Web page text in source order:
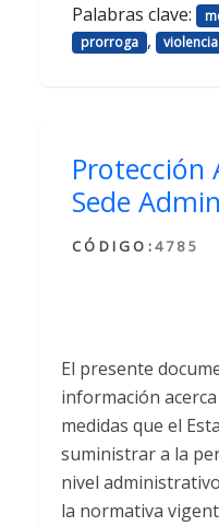
Palabras clave:
prorroga ,
Protección
Sede
CÓDIGO:4785
El presente
información
medidas que el
suministrar a la
nivel
la normativa